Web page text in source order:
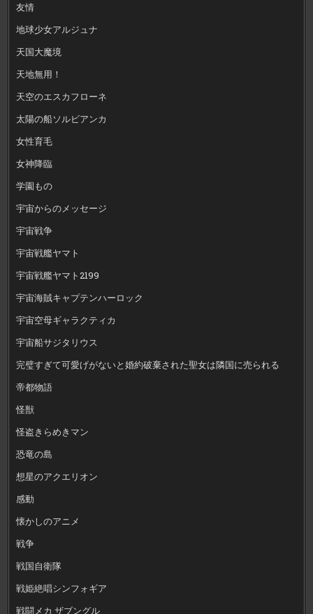
友情
地球少女アルジュナ
天国大魔境
天地無用！
天空のエスカフローネ
太陽の船ソルビアンカ
女性育毛
女神降臨
学園もの
宇宙からのメッセージ
宇宙戦争
宇宙戦艦ヤマト
宇宙戦艦ヤマト2199
宇宙海賊キャプテンハーロック
宇宙空母ギャラクティカ
宇宙船サジタリウス
完璧すぎて可愛げがないと婚約破棄された聖女は隣国に売られる
帝都物語
怪獣
怪盗きらめきマン
恐竜の島
想星のアクエリオン
感動
懐かしのアニメ
戦争
戦国自衛隊
戦姫絶唱シンフォギア
戦闘メカ ザブングル